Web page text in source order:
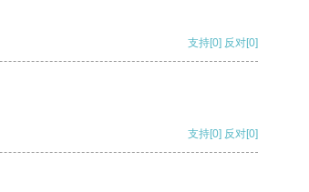
支持[0] 反对[0]
支持[0] 反对[0]